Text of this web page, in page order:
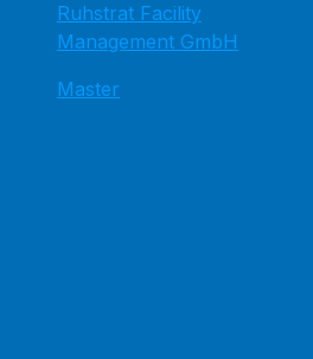
Ruhstrat Facility
Management GmbH
Master